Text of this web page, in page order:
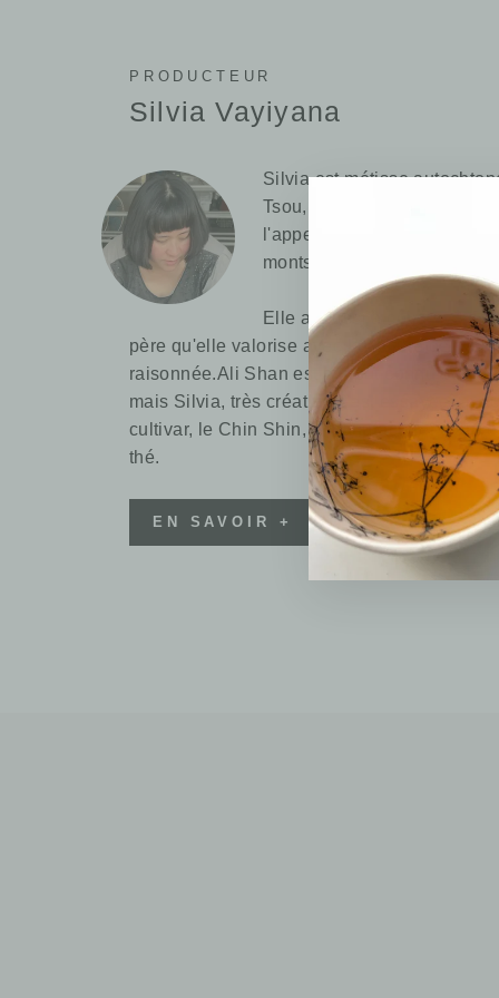
PRODUCTEUR
Silvia Vayiyana
Silvia est métisse
Tsou, et vit dans un village
l'appellation des thés de
monts Ali, les Ali Shan.
Elle a réussi à conserver les
père qu'elle valorise avec la culture de thé
raisonnée.Ali Shan est surtout connu pour
mais Silvia, très créative s'est essayée,
cultivar, le Chin Shin, à manufacturer
thé.
EN SAVOIR +